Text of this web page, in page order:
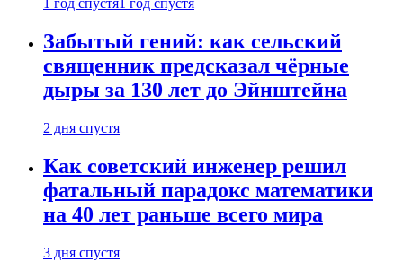
1 год спустя 1 год спустя
Забытый гений: как сельский
священник предсказал чёрные
дыры за 130 лет до Эйнштейна
2 дня спустя
Как советский инженер решил
фатальный парадокс математики
на 40 лет раньше всего мира
3 дня спустя